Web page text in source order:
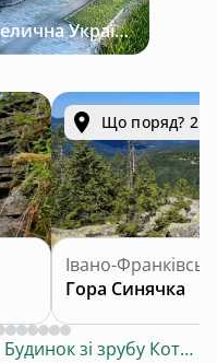
Парк-музей просто неба «Велична Україна»
Що поряд? 2.9
Івано-
Гора Синячка
Будинок зі зрубу Котедж